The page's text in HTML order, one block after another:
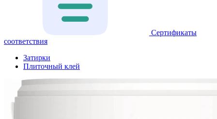
Сертификаты
соответствия
Затирки
Плиточный клей